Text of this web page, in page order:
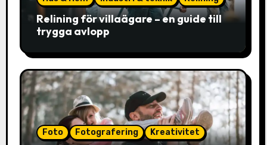
Relining för villaägare – en guide till
trygga avlopp
Foto Fotografering Kreativitet